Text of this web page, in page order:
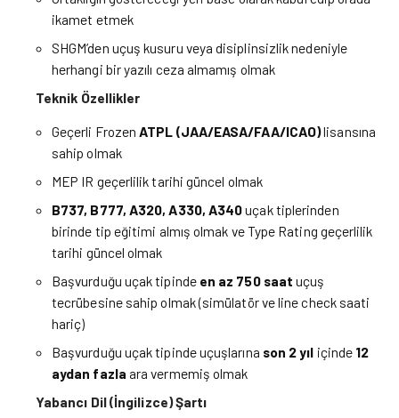
ikamet etmek
SHGM’den uçuş kusuru veya disiplinsizlik nedeniyle
herhangi bir yazılı ceza almamış olmak
Teknik Özellikler
Geçerli FrozenATPL (JAA/EASA/FAA/ICAO)lisansına
sahip olmak
MEP IR geçerlilik tarihi güncel olmak
B737, B777, A320, A330, A340uçak tiplerinden
birinde tip eğitimi almış olmak ve Type Rating geçerlilik
tarihi güncel olmak
Başvurduğu uçak tipinde en az 750 saatuçuş
tecrübesine sahip olmak (simülatör ve line check saati
hariç)
Başvurduğu uçak tipinde uçuşlarına son 2 yıl içinde 12
aydan fazla ara vermemiş olmak
Yabancı Dil (İngilizce) Şartı